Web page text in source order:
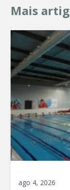
Mais
ago 4, 2026